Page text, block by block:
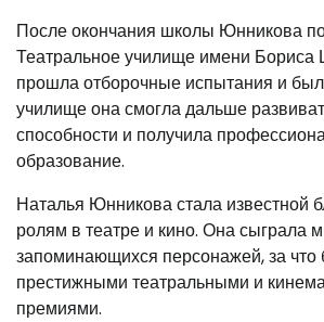
После окончания школы Юнникова
Театральное училище имени Бориса
прошла отборочные испытания и
училище она смогла дальше
способности и получила
образование.
Наталья Юнникова стала известной
ролям в театре и кино. Она сыграла
запоминающихся персонажей, за
престижными театральными и
премиями.